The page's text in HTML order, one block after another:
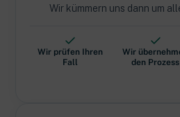
Wir kümmern uns dann um
Wir prüfen Ihren
Fall
Wir
den Prozess